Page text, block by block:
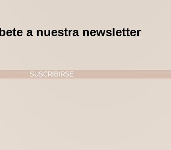
a nuestra newsletter